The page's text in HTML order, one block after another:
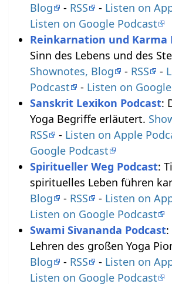
Blog
- RSS - Listen on
Listen on Google Podcast
Reinkarnation und Karma
Sinn des Lebens und des
Shownotes, Blog
- RSS -
Podcast
- Listen on
Sanskrit Lexikon Podcast:
Yoga Begriffe erläutert.
RSS
- Listen on Apple
Google Podcast
Spiritueller Weg Podcast:
spirituelles Leben führen
Blog
- RSS - Listen on
Listen on Google Podcast
Swami Sivananda Podcast:
Lehren des großen Yoga
Blog
- RSS - Listen on
Listen on Google Podcast